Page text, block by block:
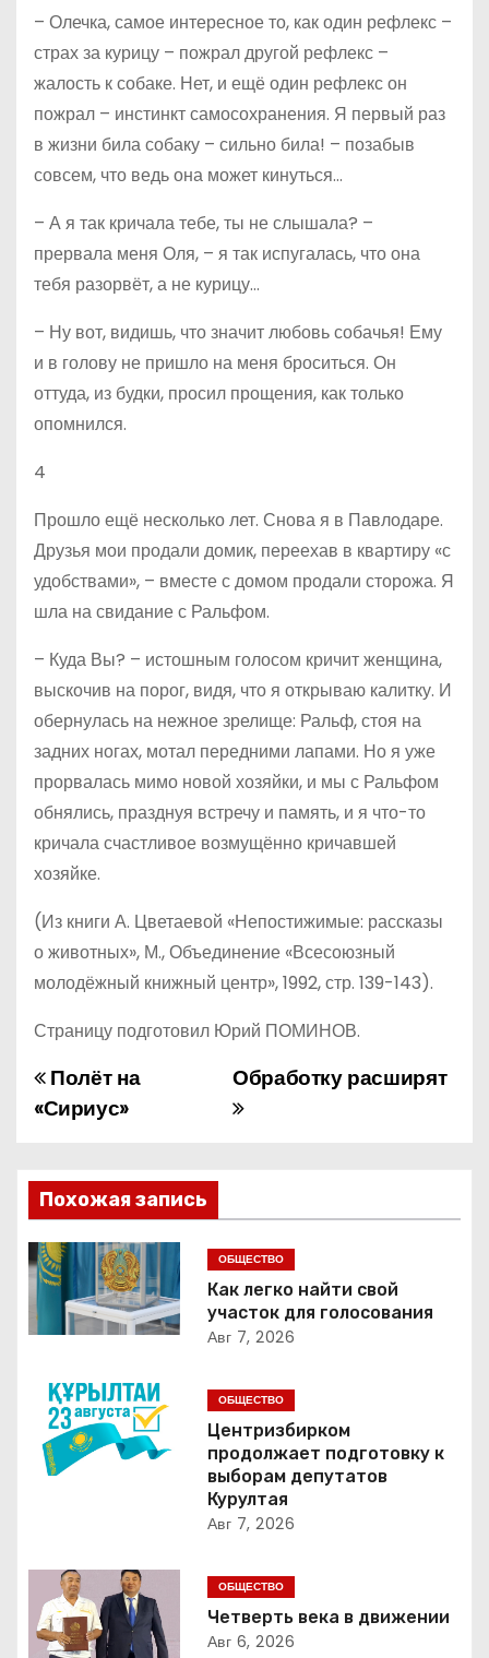
– Олечка, самое интересное то, как один рефлекс –
страх за курицу – пожрал другой рефлекс –
жалость к собаке. Нет, и ещё один рефлекс он
пожрал – инстинкт самосохранения. Я первый раз
в жизни била собаку – сильно била! – позабыв
совсем, что ведь она может кинуться…
– А я так кричала тебе, ты не слышала? –
прервала меня Оля, – я так испугалась, что она
тебя разорвёт, а не курицу…
– Ну вот, видишь, что значит любовь собачья! Ему
и в голову не пришло на меня броситься. Он
оттуда, из будки, просил прощения, как только
опомнился.
4
Прошло ещё несколько лет. Снова я в Павлодаре.
Друзья мои продали домик, переехав в квартиру «с
удобствами», – вместе с домом продали сторожа. Я
шла на свидание с Ральфом.
– Куда Вы? – истошным голосом кричит женщина,
выскочив на порог, видя, что я открываю калитку. И
обернулась на нежное зрелище: Ральф, стоя на
задних ногах, мотал передними лапами. Но я уже
прорвалась мимо новой хозяйки, и мы с Ральфом
обнялись, празднуя встречу и память, и я что-то
кричала счастливое возмущённо кричавшей
хозяйке.
(Из книги А. Цветаевой «Непостижимые: рассказы
о животных», М., Объединение «Всесоюзный
молодёжный книжный центр», 1992, стр. 139-143).
Страницу подготовил Юрий ПОМИНОВ.
Н
в
и
г
а
и
я
з
а
Обработку расширят
Полёт на
«Сириус»
Похожая запись
ОБЩЕСТВО
Как легко найти свой
участок для голосования
Авг 7, 2026
ОБЩЕСТВО
Центризбирком
продолжает подготовку к
выборам депутатов
Курултая
Авг 7, 2026
ОБЩЕСТВО
Четверть века в движении
Авг 6, 2026